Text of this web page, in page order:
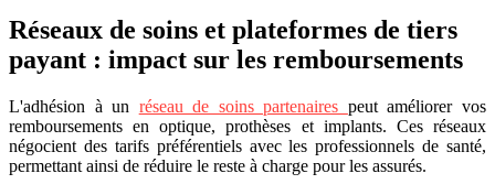
Réseaux de soins et plateformes de tiers
payant : impact sur les remboursements
L'adhésion à un réseau de soins partenaires peut améliorer vos
remboursements en optique, prothèses et implants. Ces réseaux
négocient des tarifs préférentiels avec les professionnels de santé,
permettant ainsi de réduire le reste à charge pour les assurés.